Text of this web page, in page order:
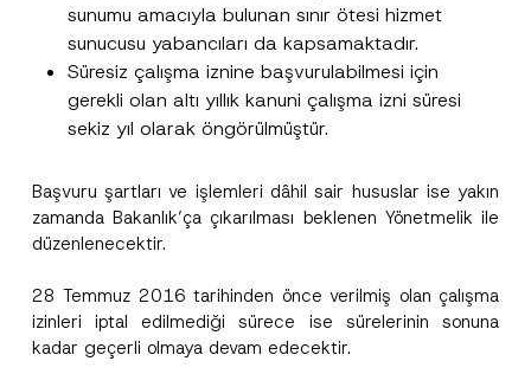
sunumu amacıyla bulunan sınır ötesi hizmet
sunucusu yabancıları da kapsamaktadır.
Süresiz çalışma iznine başvurulabilmesi için
gerekli olan altı yıllık kanuni çalışma izni süresi
sekiz yıl olarak öngörülmüştür.
Başvuru şartları ve işlemleri dâhil sair hususlar ise yakın
zamanda Bakanlık’ça çıkarılması beklenen Yönetmelik ile
düzenlenecektir.
28 Temmuz 2016 tarihinden önce verilmiş olan çalışma
izinleri iptal edilmediği sürece ise sürelerinin sonuna
kadar geçerli olmaya devam edecektir.